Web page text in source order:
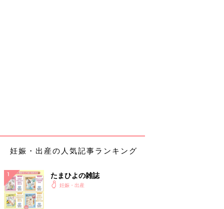
妊娠・出産の人気記事ランキング
たまひよの雑誌
妊娠・出産